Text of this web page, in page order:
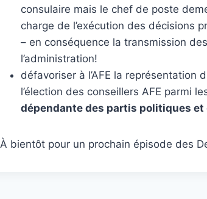
consulaire mais le chef de poste
charge de l’exécution des décisions
– en conséquence la transmission
l’administration!
défavoriser à l’AFE la
l’élection des conseillers AFE parmi
dépendante des partis politiques et
À bientôt pour un prochain épisode des